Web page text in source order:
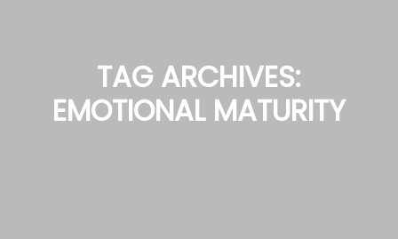
TAG ARCHIVES:
EMOTIONAL MATURITY